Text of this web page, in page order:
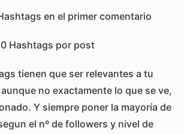
en el primer comentario
Hashtags por post
tienen que ser relevantes a tu
no exactamente lo que se ve,
Y siempre poner la mayoría de
el nº de followers y nivel de